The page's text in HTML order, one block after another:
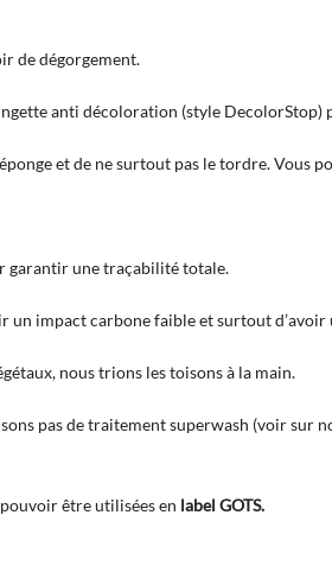
de dégorgement.
anti décoloration (style
et de ne surtout pas le tordre. Vous
garantir une traçabilité totale.
un impact carbone faible et surtout d’avoir
nous trions les toisons à la main.
pas de traitement superwash (voir sur
être utilisées en label GOTS.